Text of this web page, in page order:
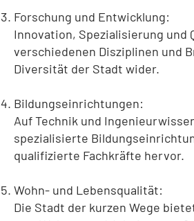
Forschung und Entwicklung:
Innovation, Spezialisierung und
verschiedenen Disziplinen und
Diversität der Stadt wider.
Bildungseinrichtungen:
Auf Technik und
spezialisierte
qualifizierte Fachkräfte hervor.
Wohn- und Lebensqualität:
Die Stadt der kurzen Wege